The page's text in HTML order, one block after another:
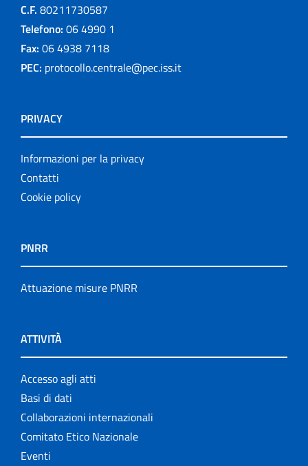
C.F. 80211730587
Telefono: 06 4990 1
Fax: 06 4938 7118
PEC: protocollo.centrale@pec.iss.it
PRIVACY
Informazioni per la privacy
Contatti
Cookie policy
PNRR
Attuazione misure PNRR
ATTIVITÀ
Accesso agli atti
Basi di dati
Collaborazioni internazionali
Comitato Etico Nazionale
Eventi